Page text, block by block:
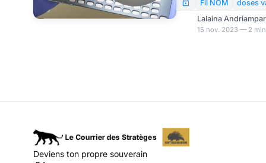
l’antiviral Paxlovid de
patients ont signalé le
Fil NOM
doses
Lalaina
15 nov. 2023 — 2
Deviens ton propre souverain